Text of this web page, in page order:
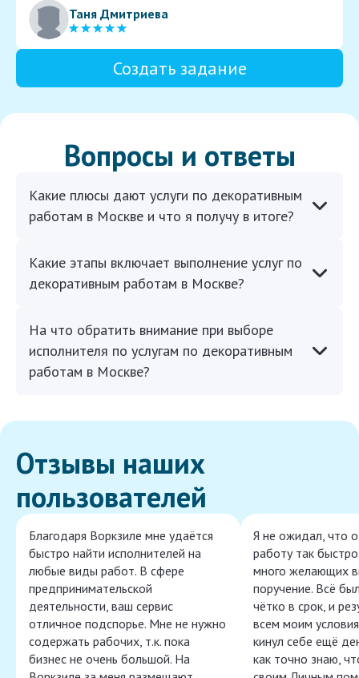
Таня Дмитриева
Создать задание
Вопросы и ответы
Какие плюсы дают услуги по декоративным
работам в Москве и что я получу в итоге?
Какие этапы включает выполнение услуг по
декоративным работам в Москве?
На что обратить внимание при выборе
исполнителя по услугам по декоративным
работам в Москве?
Отзывы наших
пользователей
Благодаря Воркзиле мне удаётся
быстро найти исполнителей на
любые виды работ. В сфере
предпринимательской
деятельности, ваш сервис
отличное подспорье. Мне не нужно
содержать рабочих, т.к. пока
бизнес не очень большой. На
Я не ожидал, что
работу так
много желающих
поручение. Всё
чётко в срок, и
всем моим
кинул себе ещё
как точно знаю,